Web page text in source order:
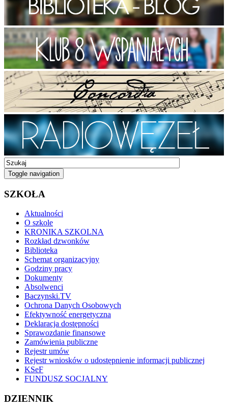
Toggle navigation
SZKOŁA
Aktualności
O szkole
KRONIKA SZKOLNA
Rozkład dzwonków
Biblioteka
Schemat organizacyjny
Godziny pracy
Dokumenty
Absolwenci
Baczynski.TV
Ochrona Danych Osobowych
Efektywność energetyczna
Deklaracja dostępności
Sprawozdanie finansowe
Zamówienia publiczne
Rejestr umów
Rejestr wniosków o udostępnienie informacji publicznej
KSeF
FUNDUSZ SOCJALNY
DZIENNIK